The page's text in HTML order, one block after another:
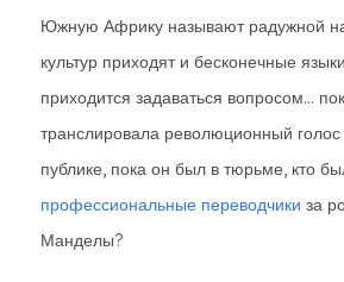
Южную Африку называют радужной
культур приходят и бесконечные
приходится задаваться вопросом...
транслировала революционный
публике, пока он был в тюрьме, кто
профессиональные переводчики за
Манделы?